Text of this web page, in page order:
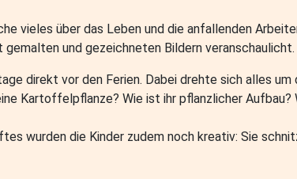
vieles über das Leben und die anfallenden
und gezeichneten Bildern veranschaulicht.
direkt vor den Ferien. Dabei drehte sich alles
Kartoffelpflanze? Wie ist ihr pflanzlicher
wurden die Kinder zudem noch kreativ: Sie